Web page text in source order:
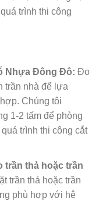
trình thi công
Nhựa Đông Đô: Đo
trần nhà để lựa
Chúng tôi
1-2 tấm để phòng
trình thi công cắt
trần thả hoặc trần
trần thả hoặc trần
phù hợp với hệ